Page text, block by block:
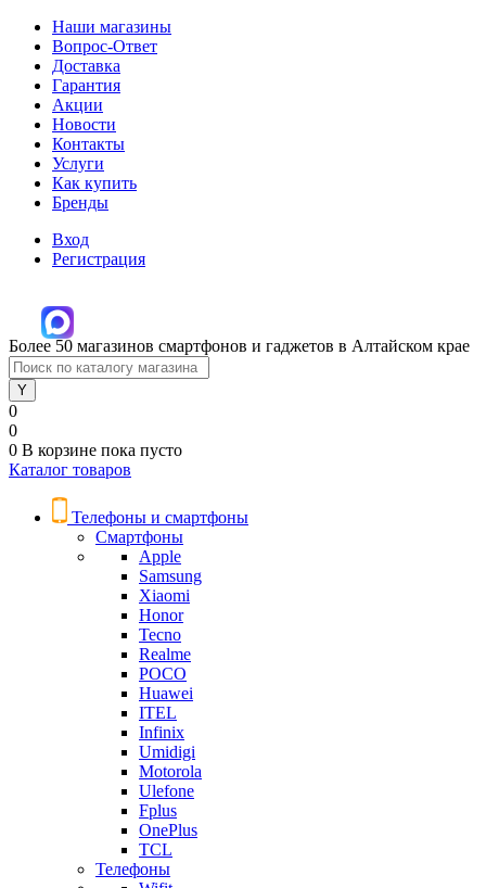
Наши магазины
Вопрос-Ответ
Доставка
Гарантия
Акции
Новости
Контакты
Услуги
Как купить
Бренды
Вход
Регистрация
Более 50 магазинов смартфонов и гаджетов в Алтайском крае
0
0
0 В корзине пока пусто
Каталог товаров
Телефоны и смартфоны
Смартфоны
Apple
Samsung
Xiaomi
Honor
Tecno
Realme
POCO
Huawei
ITEL
Infinix
Umidigi
Motorola
Ulefone
Fplus
OnePlus
TCL
Телефоны